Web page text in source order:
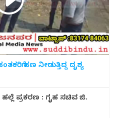
ಹಣ ನೀಡುತ್ತಿದ್ದ ದೃಶ್ಯ
ಪ್ರಕರಣ : ಗೃಹ ಸಚಿವ ಜಿ.